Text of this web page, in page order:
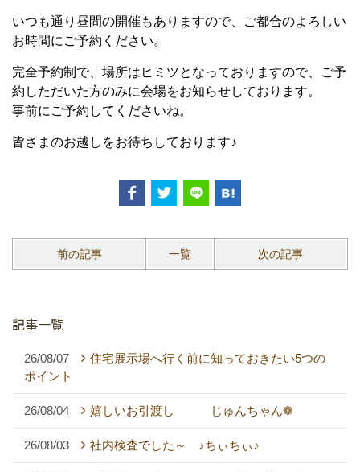
いつも通り昼間の開催もありますので、ご都合のよろしい
お時間にご予約ください。
完全予約制で、場所はヒミツとなっておりますので、ご予
約しただいた方のみに会場をお知らせしております。
事前にご予約してくださいね。
皆さまのお越しをお待ちしております♪
前の記事 一覧 次の記事
記事一覧
26/08/07
住宅展示場へ行く前に知っておきたい5つの
ポイント
26/08/04 嬉しいお引渡し じゅんちゃん❁
26/08/03 社内検査でした～ ♪ちぃちぃ♪